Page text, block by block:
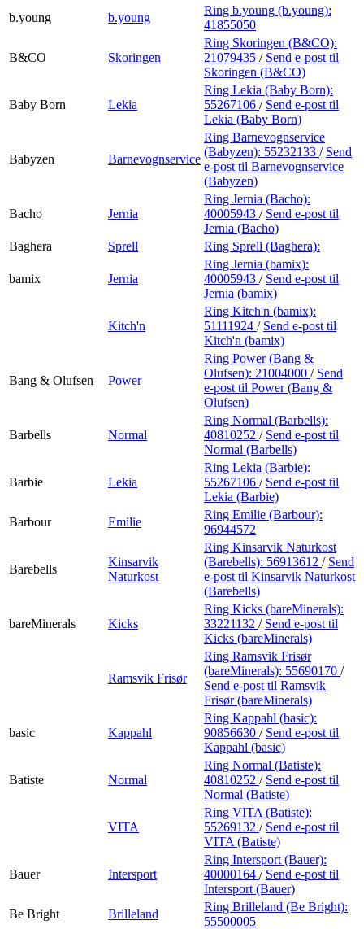
b.young
b.young
Ring b.young (b.young):
41855050
B&CO Skoringen
Ring Skoringen (B&CO):
21079435 / Send e-post til
Skoringen (B&CO)
Baby Born Lekia
Ring Lekia (Baby Born):
55267106 / Send e-post til
Lekia (Baby Born)
Babyzen Barnevognservice
Ring Barnevognservice
(Babyzen): 55232133 / Send
e-post til Barnevognservice
(Babyzen)
Bacho Jernia
Ring Jernia (Bacho):
40005943 / Send e-post til
Jernia (Bacho)
Baghera
Sprell Ring Sprell (Baghera):
bamix Jernia
Ring Jernia (bamix):
40005943 / Send e-post til
Jernia (bamix)
Kitch'n
Ring Kitch'n (bamix):
51111924 / Send e-post til
Kitch'n (bamix)
Bang & Olufsen Power
Ring Power (Bang &
Olufsen): 21004000 / Send
e-post til Power (Bang &
Olufsen)
Barbells Normal
Ring Normal (Barbells):
40810252 / Send e-post til
Normal (Barbells)
Barbie Lekia
Ring Lekia (Barbie):
55267106 / Send e-post til
Lekia (Barbie)
Barbour
Emilie
Ring Emilie (Barbour):
96944572
Barebells
Kinsarvik
Naturkost
Ring Kinsarvik Naturkost
(Barebells): 56913612 / Send
e-post til Kinsarvik Naturkost
(Barebells)
bareMinerals Kicks
Ring Kicks (bareMinerals):
33221132 / Send e-post til
Kicks (bareMinerals)
Ramsvik Frisør
Ring Ramsvik Frisør
(bareMinerals): 55690170 /
Send e-post til Ramsvik
Frisør (bareMinerals)
basic Kappahl
Ring Kappahl (basic):
90856630 / Send e-post til
Kappahl (basic)
Batiste Normal
Ring Normal (Batiste):
40810252 / Send e-post til
Normal (Batiste)
VITA
Ring VITA (Batiste):
55269132 / Send e-post til
VITA (Batiste)
Bauer Intersport
Ring Intersport (Bauer):
40000164 / Send e-post til
Intersport (Bauer)
Be Bright
Brilleland
Ring Brilleland (Be Bright):
55500005